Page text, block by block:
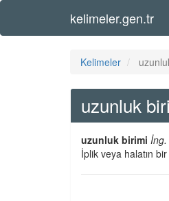
kelimeler.gen.tr
Kelimeler
uzunluk
uzunluk birimi İng.
İplik veya halatın